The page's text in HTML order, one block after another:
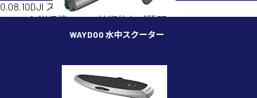
WAYDOO 水中スクーター
DJI スマート送信機
マート送信機 Q&A / 技術的なご質問
DJI スマート送信機
ドローンに接続する端末（スマートフォンやタブレット